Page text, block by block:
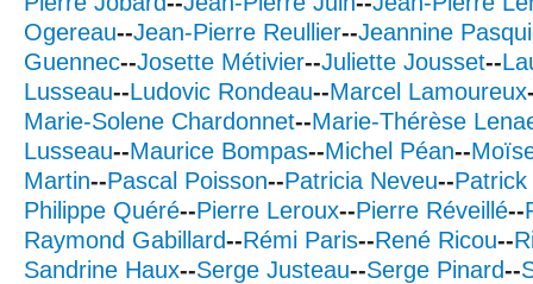
Ogereau--Jean-Pierre Reullier--Jeannine
Guennec--Josette Métivier--Juliette Jousset--
Lusseau--Ludovic Rondeau--Marcel Lamoureux
Marie-Solene Chardonnet--Marie-Thérèse
Lusseau--Maurice Bompas--Michel Péan--
Martin--Pascal Poisson--Patricia Neveu--Patrick
Philippe Quéré--Pierre Leroux--Pierre Réveillé--
Raymond Gabillard--Rémi Paris--René Ricou--
Sandrine Haux--Serge Justeau--Serge Pinard--